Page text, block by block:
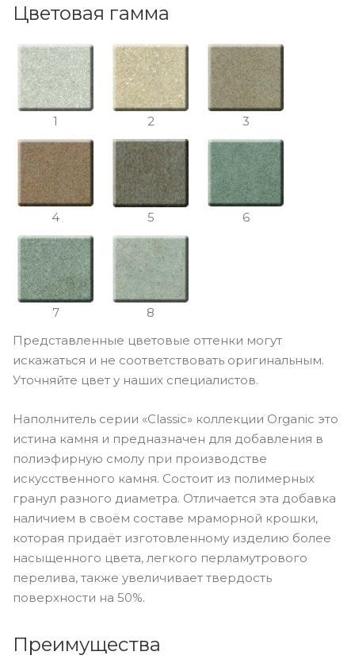
Цветовая гамма
1 2 3
4 5 6
7
8
Представленные цветовые оттенки могут
искажаться и не соответствовать оригинальным.
Уточняйте цвет у наших специалистов.
Наполнитель серии «Classic» коллекции Organic это
истина камня и предназначен для добавления в
полиэфирную смолу при производстве
искусственного камня. Состоит из полимерных
гранул разного диаметра. Отличается эта добавка
наличием в своём составе мраморной крошки,
которая придаёт изготовленному изделию более
насыщенного цвета, легкого перламутрового
перелива, также увеличивает твердость
поверхности на 50%.
Преимущества